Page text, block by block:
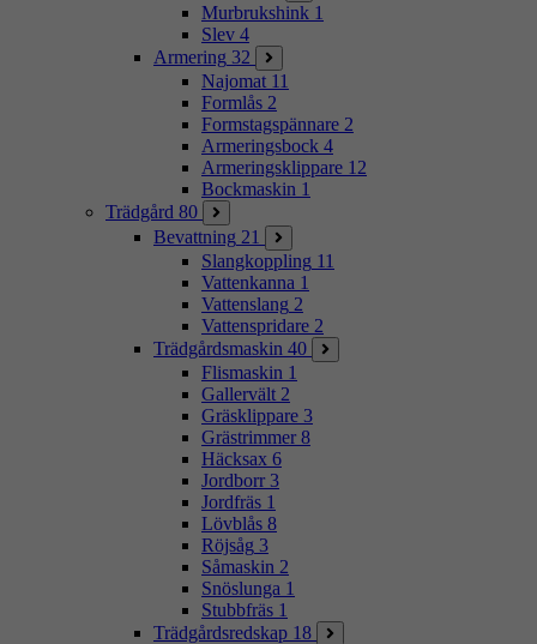
Murbrukshink 1
Slev 4
Armering 32
Najomat 11
Formlås 2
Formstagspännare 2
Armeringsbock 4
Armeringsklippare 12
Bockmaskin 1
Trädgård 80
Bevattning 21
Slangkoppling 11
Vattenkanna 1
Vattenslang 2
Vattenspridare 2
Trädgårdsmaskin 40
Flismaskin 1
Gallervält 2
Gräsklippare 3
Grästrimmer 8
Häcksax 6
Jordborr 3
Jordfräs 1
Lövblås 8
Röjsåg 3
Såmaskin 2
Snöslunga 1
Stubbfräs 1
Trädgårdsredskap 18